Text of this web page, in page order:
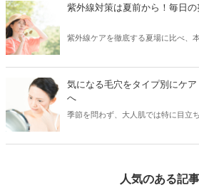
そこで今回は、紫外線から肌を徹底
紫外線対策は夏前から！毎日
紫外線ケアを徹底する夏場に比べ、
に達するので、この時期の紫外線こ
とでシミができてしまった部分は、
ジングケアのためにも重要です。今
気になる毛穴をタイプ別にケア
へ
季節を問わず、大人肌では特に目立
の肌悩みに多い毛穴について、毛穴
人気のある記事